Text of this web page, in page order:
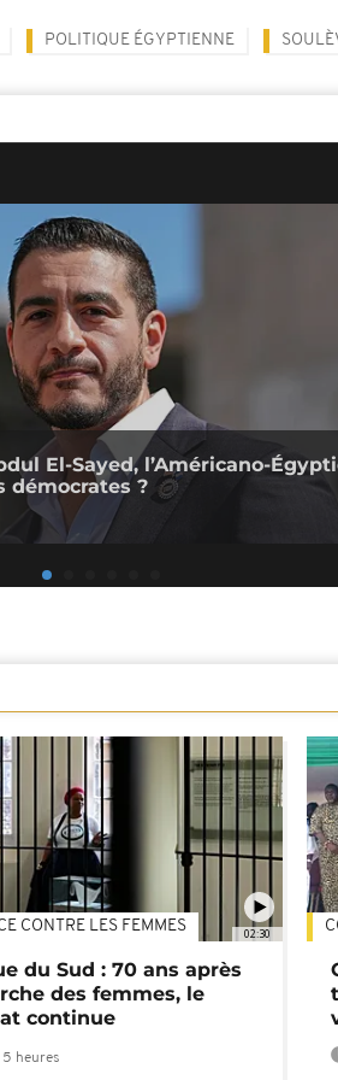
POLITIQUE ÉGYPTIENNE
El-Sayed, l’Américano-
démocrates ?
02:30
CONTRE LES FEMMES
du Sud : 70 ans après
des femmes, le
continue
5 heures